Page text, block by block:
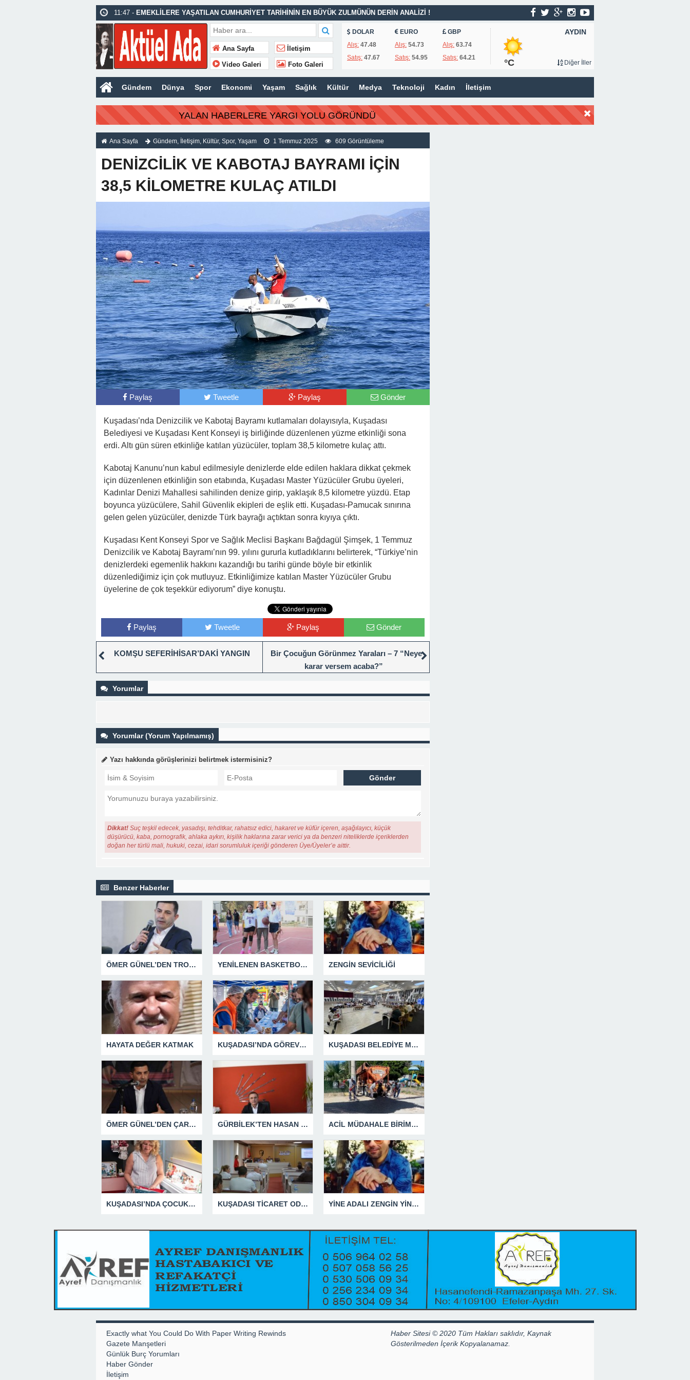
11:47 - EMEKLİLERE YAŞATILAN CUMHURİYET TARİHİNİN EN BÜYÜK ZULMÜNÜN DERİN ANALİZİ !
11:37 - HAYATA DEĞER KATMAK
10:37 - KUŞADASI’NDA GÖREV ŞEHİTLERİ UNUTULMADI
09:59 -HUKUK ADINA HUKUKSUZLUK
13:29 -ATATÜRK KONUK EVİ
Ana Sayfa İletişim
Video Galeri Foto Galeri
DOLAR
Alış: 47.48
Satış: 47.67
EURO
Alış:54.73
Satış:54.95
GBP
Alış:63.74
Satış:64.21
AYDIN
°C Diğer İller
Gündem Dünya Spor Ekonomi Yaşam Sağlık Kültür Medya Teknoloji Kadın İletişim
FLAŞ HABER: YALAN HABERLERE YARGI YOLU GÖRÜNDÜ
Ana Sayfa Gündem, İletişim, Kültür, Spor, Yaşam 1 Temmuz 2025 609 Görüntüleme
DENİZCİLİK VE KABOTAJ BAYRAMI İÇİN
38,5 KİLOMETRE KULAÇ ATILDI
Paylaş Tweetle Paylaş Gönder
Kuşadası’nda Denizcilik ve Kabotaj Bayramı kutlamaları dolayısıyla, Kuşadası
Belediyesi ve Kuşadası Kent Konseyi iş birliğinde düzenlenen yüzme etkinliği sona
erdi. Altı gün süren etkinliğe katılan yüzücüler, toplam 38,5 kilometre kulaç attı.
Kabotaj Kanunu’nun kabul edilmesiyle denizlerde elde edilen haklara dikkat çekmek
için düzenlenen etkinliğin son etabında, Kuşadası Master Yüzücüler Grubu üyeleri,
Kadınlar Denizi Mahallesi sahilinden denize girip, yaklaşık 8,5 kilometre yüzdü. Etap
boyunca yüzücülere, Sahil Güvenlik ekipleri de eşlik etti. Kuşadası-Pamucak sınırına
gelen gelen yüzücüler, denizde Türk bayrağı açtıktan sonra kıyıya çıktı.
Kuşadası Kent Konseyi Spor ve Sağlık Meclisi Başkanı Bağdagül Şimşek, 1 Temmuz
Denizcilik ve Kabotaj Bayramı’nın 99. yılını gururla kutladıklarını belirterek, “Türkiye’nin
denizlerdeki egemenlik hakkını kazandığı bu tarihi günde böyle bir etkinlik
düzenlediğimiz için çok mutluyuz. Etkinliğimize katılan Master Yüzücüler Grubu
üyelerine de çok teşekkür ediyorum” diye konuştu.
Paylaş Tweetle Paylaş Gönder
KOMŞU SEFERİHİSAR’DAKİ YANGIN
Bir Çocuğun Görünmez Yaraları – 7 “Neye
karar versem acaba?”
Yorumlar
Yorumlar (Yorum Yapılmamış)
Yazı hakkında görüşlerinizi belirtmek istermisiniz?
Dikkat! Suç teşkil edecek, yasadışı, tehditkar, rahatsız edici, hakaret ve küfür içeren, aşağılayıcı, küçük
düşürücü, kaba, pornografik, ahlaka aykırı, kişilik haklarına zarar verici ya da benzeri niteliklerde içeriklerden
doğan her türlü mali, hukuki, cezai, idari sorumluluk içeriği gönderen Üye/Üyeler’e aittir.
Benzer Haberler
ÖMER GÜNEL’DEN TROLLERE YÖNELİK SUÇ DUYURUSU YENİLENEN BASKETBOL SAHASINA EFE İBRİKOĞLU’NUN ADI VERİLDİ ZENGİN SEVİCİLİĞİ
HAYATA DEĞER KATMAK KUŞADASI’NDA GÖREV ŞEHİTLERİ UNUTULMADI KUŞADASI BELEDİYE MECLİSİ’NDEN ÖNEMLİ KARARLAR
ÖMER GÜNEL’DEN ÇARPICI AÇIKLAMALAR GÜRBİLEK’TEN HASAN SARGIN’A YANIT GECİKMEDİ ACİL MÜDAHALE BİRİMİ HİZMETİNİ SÜRDÜRÜYOR
KUŞADASI’NDA ÇOCUKLUĞUN HATIRALARI OYUNCAK MÜZESİNDE HAYAT BULACAK KUŞADASI TİCARET ODASI TEMMUZ MECLİSİNDE YEREL İŞLETMELERE ANLAMLI DESTEK YİNE ADALI ZENGİN YİNE BEN DEDİ
Exactly what You Could Do With Paper Writing Rewinds
Gazete Manşetleri
Günlük Burç Yorumları
Haber Gönder
İletişim
Haber Sitesi © 2020 Tüm Hakları saklıdır, Kaynak
Gösterilmeden İçerik Kopyalanamaz.